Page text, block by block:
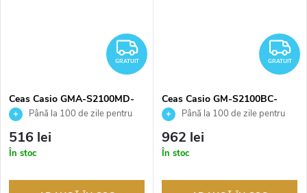
GRATUIT
GRATUIT
Ceas Casio GMA-S2100MD-
7AERPână la 100 de zile pentru
returnarea bunurilor. Vânzător
autorizat
516 lei
În stoc
GRATUIT
Ceas Casio GM-S2100BC-
1AERPână la 100 de zile pentru
returnarea bunurilor. Vânzător
autorizat
962 lei
În stoc